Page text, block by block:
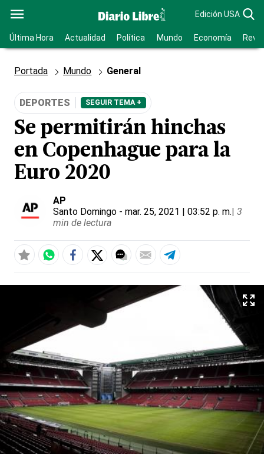
Edición USA
Última Hora Actualidad Política Mundo Economía
Portada Mundo General
DEPORTES SEGUIR TEMA +
Se permitirán hinchas
en Copenhague para la
Euro 2020
AP
Santo Domingo - mar. 25, 2021 | 03:52 p. m.| 3
min de lectura